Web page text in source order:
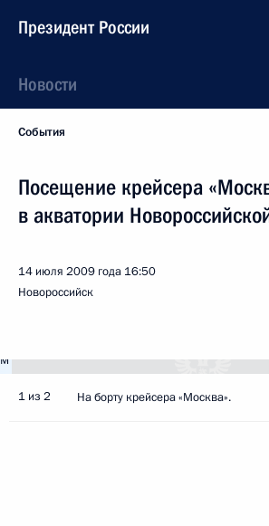
Президент России
Новости
События
Посещение крейсера
в акватории
14 июля 2009 года 16:50
Новороссийск
1 из 2 На борту крейсера «Москва».